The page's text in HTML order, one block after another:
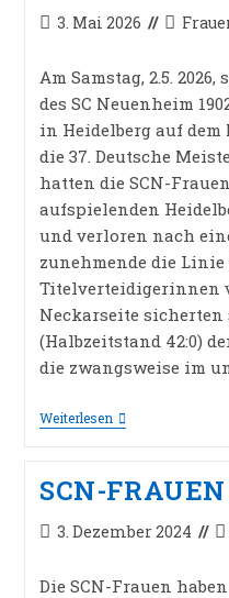
Beitrag
3. Mai 2026
Am Samstag, 2.5.
des SC Neuenheim
in Heidelberg auf dem
die 37. Deutsche
hatten die SCN-
aufspielenden
und verloren nach
zunehmende die
Titelverteidigerinnen
Neckarseite sicherten
(Halbzeitstand 42:0)
die zwangsweise im
WeiterlesenDIE
SCN-
SCN-
Beitrag
3. Dezember 2024
Die SCN-Frauen